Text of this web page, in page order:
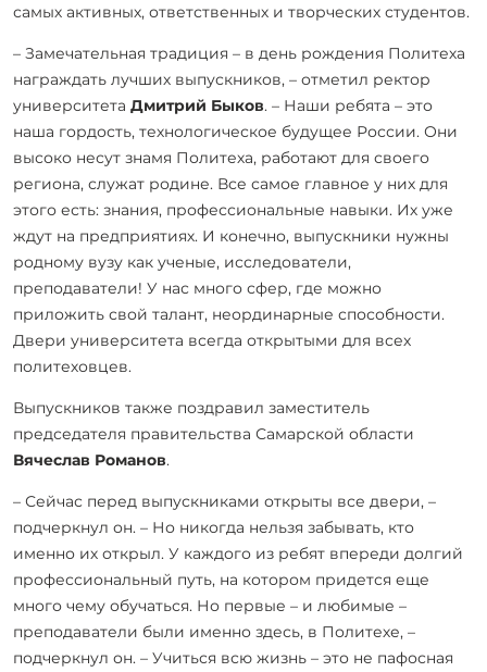
самых активных, ответственных и творческих студентов.
– Замечательная традиция – в день рождения Политеха
награждать лучших выпускников, – отметил ректор
университета Дмитрий Быков. – Наши ребята – это
наша гордость, технологическое будущее России. Они
высоко несут знамя Политеха, работают для своего
региона, служат родине. Все самое главное у них для
этого есть: знания, профессиональные навыки. Их уже
ждут на предприятиях. И конечно, выпускники нужны
родному вузу как ученые, исследователи,
преподаватели! У нас много сфер, где можно
приложить свой талант, неординарные способности.
Двери университета всегда открытыми для всех
политеховцев.
Выпускников также поздравил заместитель
председателя правительства Самарской области
Вячеслав Романов.
– Сейчас перед выпускниками открыты все двери, –
подчеркнул он. – Но никогда нельзя забывать, кто
именно их открыл. У каждого из ребят впереди долгий
профессиональный путь, на котором придется еще
много чему обучаться. Но первые – и любимые –
преподаватели были именно здесь, в Политехе, –
подчеркнул он. – Учиться всю жизнь – это не пафосная